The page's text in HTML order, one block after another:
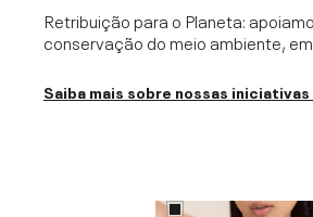
Retribuição para o Planeta:
conservação do meio ambiente,
Saiba mais sobre nossas